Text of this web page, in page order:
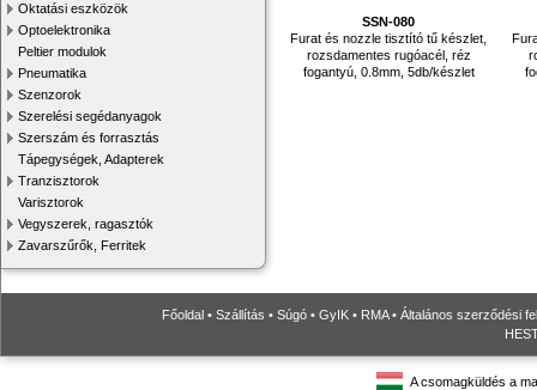
Oktatási eszközök
Optoelektronika
Peltier modulok
Pneumatika
Szenzorok
Szerelési segédanyagok
Szerszám és forrasztás
Tápegységek, Adapterek
Tranzisztorok
Varisztorok
Vegyszerek, ragasztók
Zavarszűrők, Ferritek
SSN-080
Furat és nozzle tisztító tű készlet,
rozsdamentes rugóacél, réz
fogantyú, 0.8mm, 5db/készlet
Főoldal • Szállítás • Súgó • GyIK • RMA• Általános szerződési
A csomagküldés a